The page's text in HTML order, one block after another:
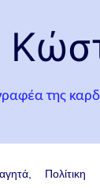
της
Πολίτικη